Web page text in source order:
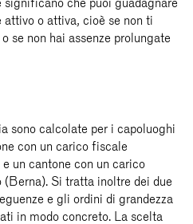
attivo o attiva, cioè se non ti
se non hai assenze prolungate
sono calcolate per i capoluoghi
con un carico fiscale
un cantone con un carico
Si tratta inoltre dei due
e gli ordini di grandezza
in modo concreto. La scelta